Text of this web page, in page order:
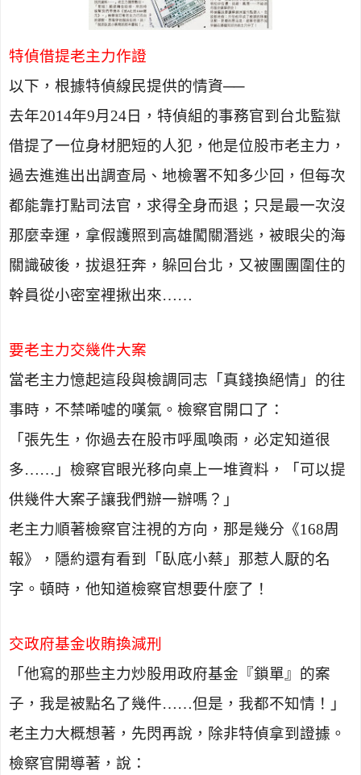
特偵借提老主力作證
以下，根據特偵線民提供的情資──
去年2014年9月 24日，特偵組的事務官到台北監獄
借提了一位身材肥短的人犯，他是位股市老主力，
過去進進出出調查局、地檢署不知多少回，但每次
都能靠打點司法官，求得全身而退；只是最一次沒
那麼幸運，拿假護照到高雄闖關潛逃，被眼尖的海
關識破後，拔退狂奔，躲回台北，又被團團圍住的
幹員從小密室裡揪出來……
要老主力交幾件大案
當老主力憶起這段與檢調同志「真錢換絕情」的往
事時，不禁唏噓的嘆氣。檢察官開口了：
「張先生，你過去在股市呼風喚雨，必定知道很
多……」檢察官眼光移向桌上一堆資料，「可以提
供幾件大案子讓我們辦一辦嗎？」
老主力順著檢察官注視的方向，那是幾分《168周
報》，隱約還有看到「臥底小蔡」那惹人厭的名
字。頓時，他知道檢察官想要什麼了！
交政府基金收賄換減刑
「他寫的那些主力炒股用政府基金『鎖單』的案
子，我是被點名了幾件……但是，我都不知情！」
老主力大概想著，先閃再說，除非特偵拿到證據。
檢察官開導著，說：